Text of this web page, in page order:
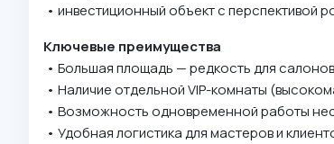
• инвестиционный объект с перспективой
Ключевые преимущества
• Большая площадь — редкость для
• Наличие отдельной VIP-комнаты
• Возможность одновременной работы
• Удобная логистика для мастеров и